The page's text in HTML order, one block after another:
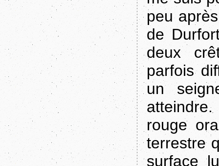
peu
de
deux
parfois
un
rouge
terrestre
surface